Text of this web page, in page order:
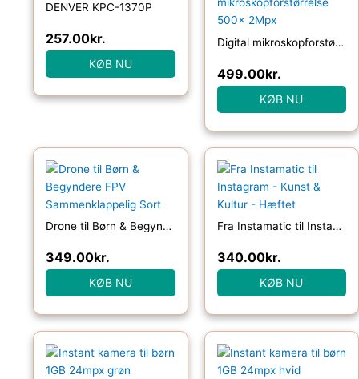
DENVER KPC-1370P
257.00kr.
KØB NU
Digital mikroskopforstørrelse 500x 2Mpx
499.00kr.
KØB NU
Drone til Børn & Begyndere FPV Sammenklappelig Sort
349.00kr.
KØB NU
Fra Instamatic til Instagram – Kunst & Kultur – Hæftet
340.00kr.
KØB NU